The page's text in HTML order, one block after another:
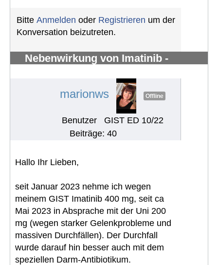
Bitte Anmelden oder Registrieren um der
Konversation beizutreten.
Nebenwirkung von Imatinib -
marionws Offline
Benutzer
GIST ED 10/22
Beiträge: 40
Hallo Ihr Lieben,
seit Januar 2023 nehme ich wegen
meinem GIST Imatinib 400 mg, seit ca
Mai 2023 in Absprache mit der Uni 200
mg (wegen starker Gelenkprobleme und
massiven Durchfällen). Der Durchfall
wurde darauf hin besser auch mit dem
speziellen Darm-Antibiotikum.